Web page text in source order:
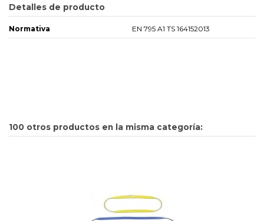
Detalles de producto
Normativa EN 795 A1 TS 164152013
100 otros productos en la misma categoría: